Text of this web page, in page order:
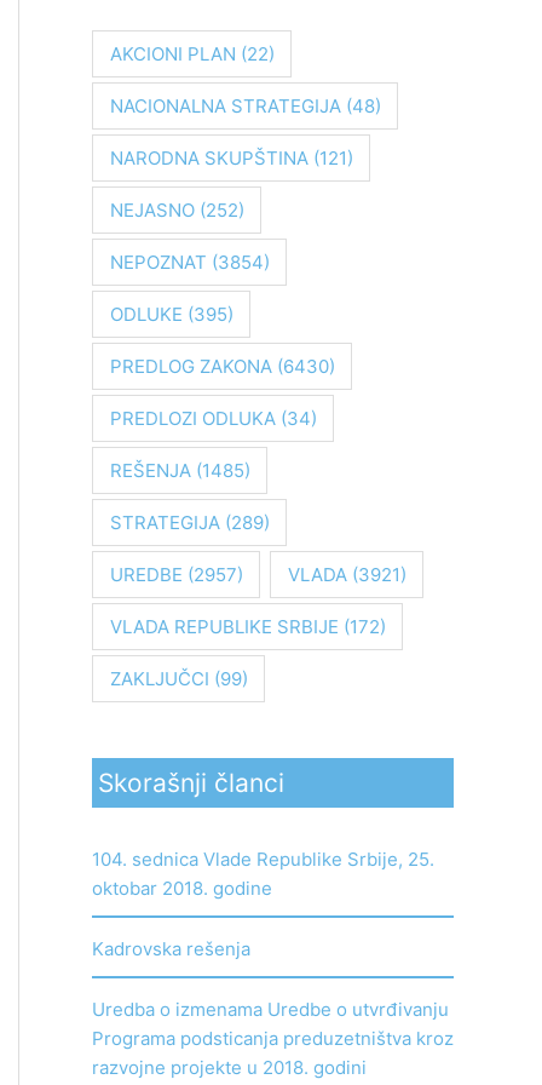
g
a
:
AKCIONI PLAN (22)
NACIONALNA STRATEGIJA(48)
NARODNA SKUPŠTINA(121)
NEJASNO(252)
NEPOZNAT (3854)
ODLUKE (395)
PREDLOG ZAKONA(6430)
PREDLOZI ODLUKA(34)
REŠENJA(1485)
STRATEGIJA(289)
UREDBE (2957) VLADA(3921)
VLADA REPUBLIKE SRBIJE (172)
ZAKLJUČCI (99)
Skorašnji članci
104. sednica Vlade Republike Srbije, 25.
oktobar 2018. godine
Kadrovska rešenja
Uredba o izmenama Uredbe o utvrđivanju
Programa podsticanja preduzetništva kroz
razvojne projekte u 2018. godini